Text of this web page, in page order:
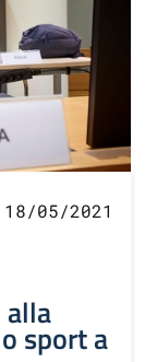
18/05/2021
alla
sport a